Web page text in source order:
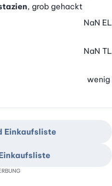
, grob gehackt
NaN EL
NaN TL
wenig
Einkaufsliste